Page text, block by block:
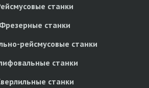
станки
Фрезерные станки
рейсмусовые станки
станки
станки